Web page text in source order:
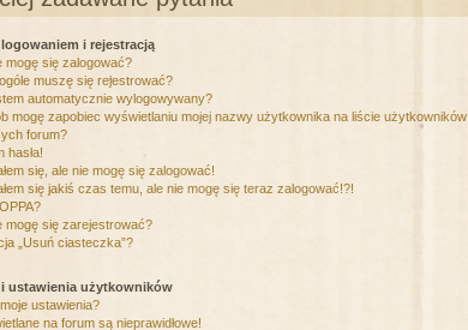
i rejestracją
mogę się zalogować?
muszę się rejestrować?
automatycznie wylogowywany?
mogę zapobiec wyświetlaniu mojej nazwy użytkownika na liście użytkowników
forum?
hasła!
się, ale nie mogę się zalogować!
się jakiś czas temu, ale nie mogę się teraz zalogować!?!
mogę się zarejestrować?
„Usuń ciasteczka”?
i ustawienia użytkowników
ustawienia?
na forum są nieprawidłowe!